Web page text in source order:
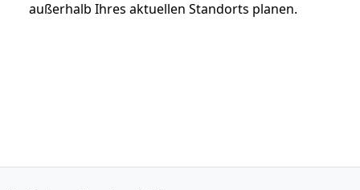
außerhalb Ihres aktuellen Standorts planen.